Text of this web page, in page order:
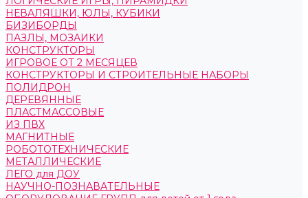
НЕВАЛЯШКИ, ЮЛЫ, КУБИКИ
БИЗИБОРДЫ
ПАЗЛЫ, МОЗАИКИ
КОНСТРУКТОРЫ
ИГРОВОЕ ОТ 2 МЕСЯЦЕВ
КОНСТРУКТОРЫ И СТРОИТЕЛЬНЫЕ НАБОРЫ
ПОЛИДРОН
ДЕРЕВЯННЫЕ
ПЛАСТМАССОВЫЕ
ИЗ ПВХ
МАГНИТНЫЕ
РОБОТОТЕХНИЧЕСКИЕ
МЕТАЛЛИЧЕСКИЕ
ЛЕГО для ДОУ
НАУЧНО-ПОЗНАВАТЕЛЬНЫЕ